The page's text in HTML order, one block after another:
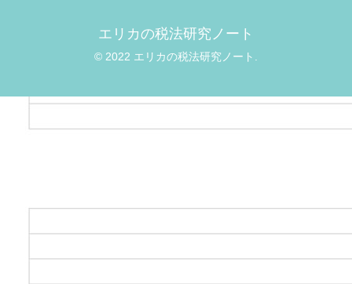
エリカの税法研究ノート
© 2022 エリカの税法研究ノート.